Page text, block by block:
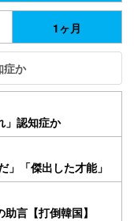
1ヶ月
症か
」認知症か
」「傑出した才能」
コをMOMに！
言【打倒韓国】